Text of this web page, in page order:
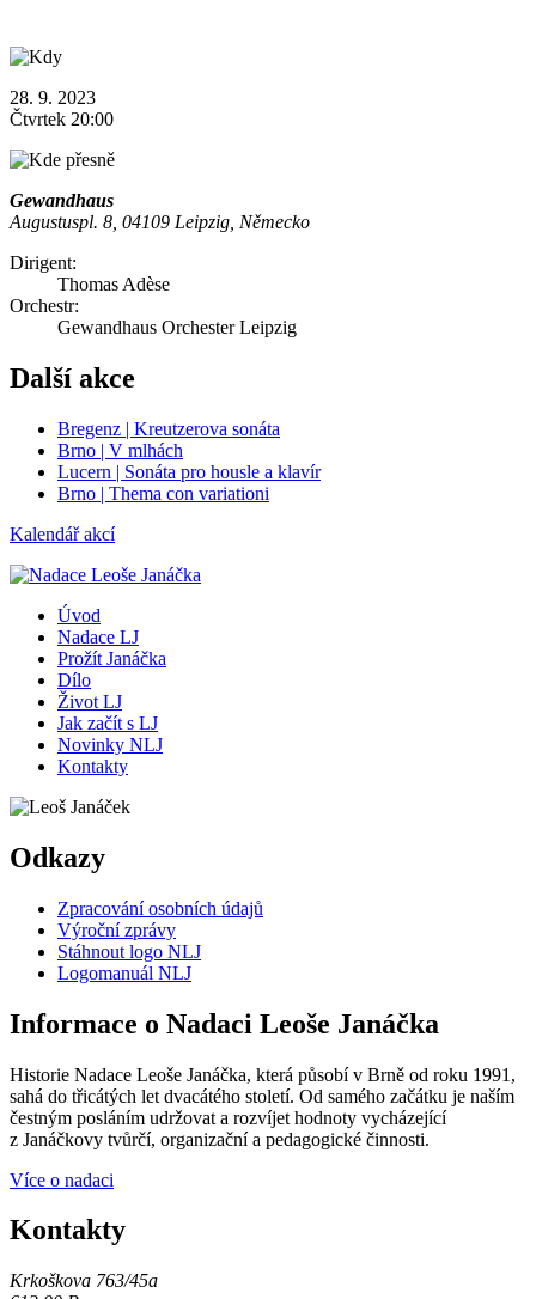
28. 9. 2023
Čtvrtek 20:00
Gewandhaus
Augustuspl. 8, 04109 Leipzig, Německo
Dirigent:
Thomas Adèse
Orchestr:
Gewandhaus Orchester Leipzig
Další akce
Bregenz | Kreutzerova sonáta
Brno | V mlhách
Lucern | Sonáta pro housle a klavír
Brno | Thema con variationi
Kalendář akcí
Úvod
Nadace LJ
Prožít Janáčka
Dílo
Život LJ
Jak začít s LJ
Novinky NLJ
Kontakty
Odkazy
Zpracování osobních údajů
Výroční zprávy
Stáhnout logo NLJ
Logomanuál NLJ
Informace o Nadaci Leoše Janáčka
Historie Nadace Leoše Janáčka, která působí v Brně od roku 1991,
sahá do třicátých let dvacátého století. Od samého začátku je naším
čestným posláním udržovat a rozvíjet hodnoty vycházející
z Janáčkovy tvůrčí, organizační a pedagogické činnosti.
Více o nadaci
Kontakty
Krkoškova 763/45a